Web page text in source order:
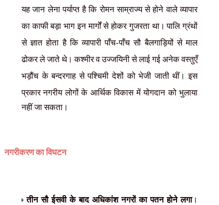
यह जान लेना पर्याप्त है कि रोमन साम्राज्य से होने वाले व्यापार
का काफी बड़ा भाग इन मार्गों से होकर गुजरता था। पालि ग्रंथों
से ज्ञात होता है कि व्यापारी पाँच-पाँच सौ बैलगाड़ियों से माल
ढोकर ले जाते थे। कश्मीर व उज्जयिनी से लाई गई अनेक वस्तुएँ
भड़ौंच के बन्दरगाह से पश्चिमी देशों को भेजी जाती थीं। इस
प्रकार नगरीय लोगों के आर्थिक विकास में योगदानको भुलाया
नहीं जा सकता।
नगरीकरण का विघटन
तीन सौ ईसवी के बाद अधिकांश नगरों का पतन होने लगा।